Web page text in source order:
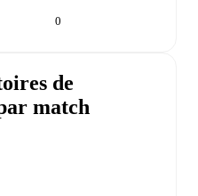
0
de
match